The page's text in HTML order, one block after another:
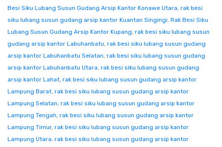
Besi Siku Lubang Susun Gudang Arsip Kantor Konawe Utara, rak besi
siku lubang susun gudang arsip kantor Kuantan Singingi, Rak Besi Siku
Lubang Susun Gudang Arsip Kantor Kupang, rak besi siku lubang susun
gudang arsip kantor Labuhanbatu, rak besi siku lubang susun gudang
arsip kantor Labuhanbatu Selatan, rak besi siku lubang susun gudang
arsip kantor Labuhanbatu Utara, rak besi siku lubang susun gudang
arsip kantor Lahat, rak besi siku lubang susun gudang arsip kantor
Lampung Barat, rak besi siku lubang susun gudang arsip kantor
Lampung Selatan, rak besi siku lubang susun gudang arsip kantor
Lampung Tengah, rak besi siku lubang susun gudang arsip kantor
Lampung Timur, rak besi siku lubang susun gudang arsip kantor
Lampung Utara, rak besi siku lubang susun gudang arsip kantor